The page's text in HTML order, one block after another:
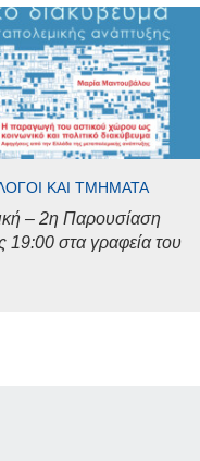
ΚΑΙ ΤΜΉΜΑΤΑ
– 2η Παρουσίαση
19:00 στα γραφεία του